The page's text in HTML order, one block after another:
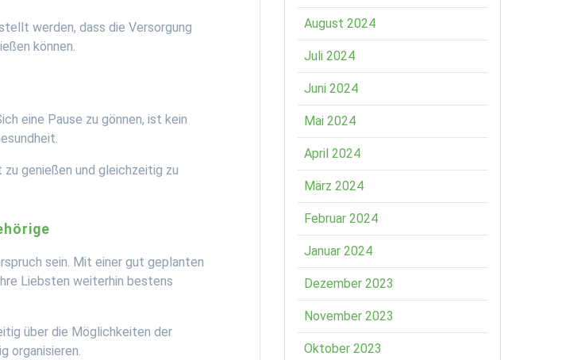
werden, dass die Versorgung
können.
eine Pause zu gönnen, ist kein
genießen und gleichzeitig zu
sein. Mit einer gut geplanten
Liebsten weiterhin bestens
über die Möglichkeiten der
organisieren.
August 2024
Juli 2024
Juni 2024
Mai 2024
April 2024
März 2024
Februar 2024
Januar 2024
Dezember 2023
November 2023
Oktober 2023